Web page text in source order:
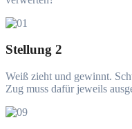
Stellung 2
Weiß zieht und gewinnt.
Zug muss dafür jeweils